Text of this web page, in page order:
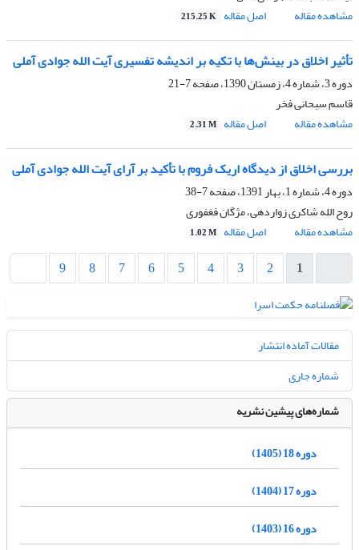
مشاهده مقاله
اصل مقاله 215.25 K
تأثیر اخلاق در بینش‌ها با تکیه بر اندیشه تفسیری آیت الله جوادی آملی
دوره 3، شماره 4، زمستان 1390، صفحه
7-21
قاسم سبحانی فخر
مشاهده مقاله
اصل مقاله 2.31 M
بررسی اخلاق از دیدگاه اریک فروم با تأکید بر آرای آیت الله جوادی آملی
دوره 4، شماره 1، بهار 1391، صفحه
7-38
روح الله شاکری زواردهی، مژگان فغفوری
مشاهده مقاله
اصل مقاله 1.02 M
1
2
3
4
5
6
7
8
9
مقالات آماده انتشار
شماره جاری
شماره‌های پیشین نشریه
دوره 18 (1405)
دوره 17 (1404)
دوره 16 (1403)